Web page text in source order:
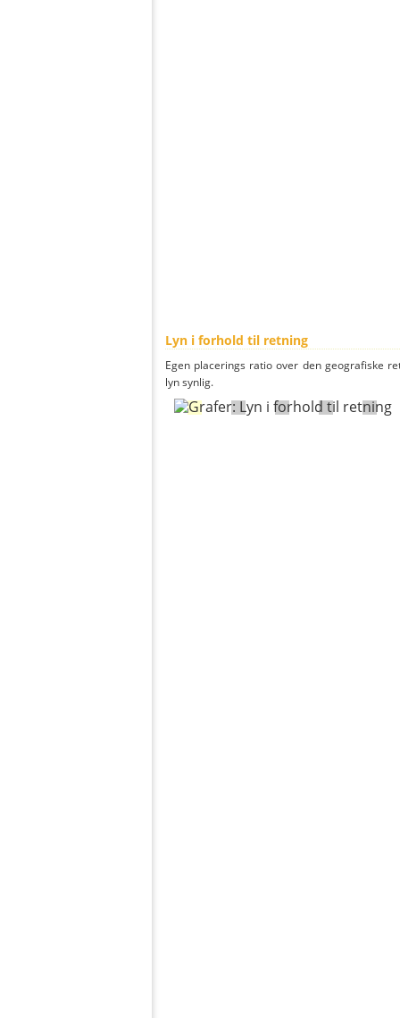
Lyn i forhold til retning
Egen placerings ratio over den geografiske
lyn synlig.